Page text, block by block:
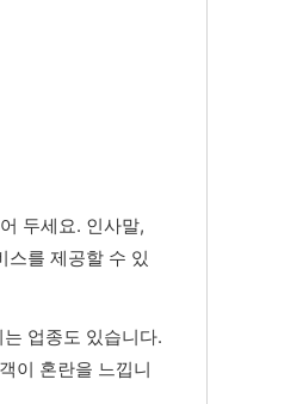
두세요. 인사말,
스를 제공할 수 있
업종도 있습니다.
이 혼란을 느낍니